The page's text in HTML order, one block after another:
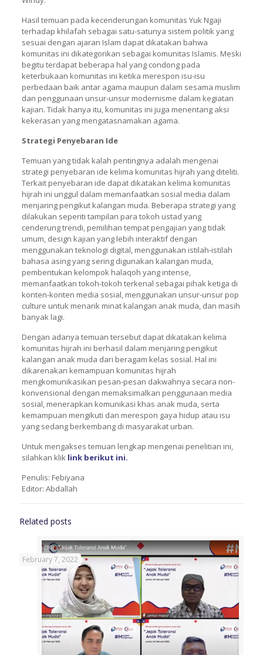
Hasil temuan pada kecenderungan komunitas Yuk Ngaji
terhadap khilafah sebagai satu-satunya sistem politik yang
sesuai dengan ajaran Islam dapat dikatakan bahwa
komunitas ini dikategorikan sebagai komunitas Islamis. Meski
begitu terdapat beberapa hal yang condong pada
keterbukaan komunitas ini ketika merespon isu-isu
perbedaan baik antar agama maupun dalam sesama muslim
dan penggunaan unsur-unsur modernisme dalam kegiatan
kajian. Tidak hanya itu, komunitas ini juga menentang aksi
kekerasan yang mengatasnamakan agama.
Strategi Penyebaran Ide
Temuan yang tidak kalah pentingnya adalah mengenai
strategi penyebaran ide kelima komunitas hijrah yang diteliti.
Terkait penyebaran ide dapat dikatakan kelima komunitas
hijrah ini unggul dalam memanfaatkan sosial media dalam
menjaring pengikut kalangan muda. Beberapa strategi yang
dilakukan seperiti tampilan para tokoh ustad yang
cenderung trendi, pemilihan tempat pengajian yang tidak
umum, design kajian yang lebih interaktif dengan
menggunakan teknologi digital, menggunakan istilah-istilah
bahasa asing yang sering digunakan kalangan muda,
pembentukan kelompok halaqoh yang intense,
memanfaatkan tokoh-tokoh terkenal sebagai pihak ketiga di
konten-konten media sosial, menggunakan unsur-unsur pop
culture untuk menarik minat kalangan anak muda, dan masih
banyak lagi.
Dengan adanya temuan tersebut dapat dikatakan kelima
komunitas hijrah ini berhasil dalam menjaring pengikut
kalangan anak muda dari beragam kelas sosial. Hal ini
dikarenakan kemampuan komunitas hijrah
mengkomunikasikan pesan-pesan dakwahnya secara non-
konvensional dengan memaksimalkan penggunaan media
sosial, menerapkan komunikasi khas anak muda, serta
kemampuan mengikuti dan merespon gaya hidup atau isu
yang sedang berkembang di masyarakat urban.
Untuk mengakses temuan lengkap mengenai penelitian ini,
silahkan klik link berikut ini.
Penulis: Febiyana
Editor: Abdallah
Related posts
February 7, 2022